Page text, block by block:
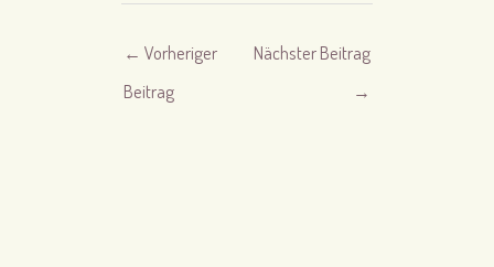
← Vorheriger
Beitrag
Nächster Beitrag
→